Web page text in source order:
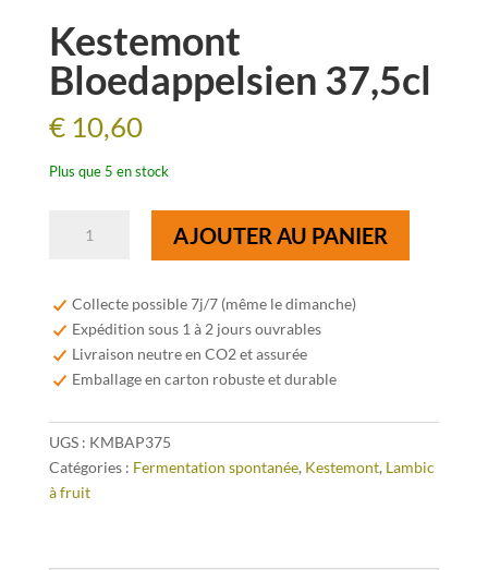
Kestemont
Bloedappelsien 37,5cl
€10,60
Plus que 5 en stock
Bloedappelsien
37,5cl
AJOUTER AU PANIER
Collecte possible 7j/7 (même le dimanche)
Expédition sous 1 à 2 jours ouvrables
Livraison neutre en CO2 et assurée
Emballage en carton robuste et durable
UGS : KMBAP375
Catégories : Fermentation spontanée, Kestemont, Lambic
à fruit